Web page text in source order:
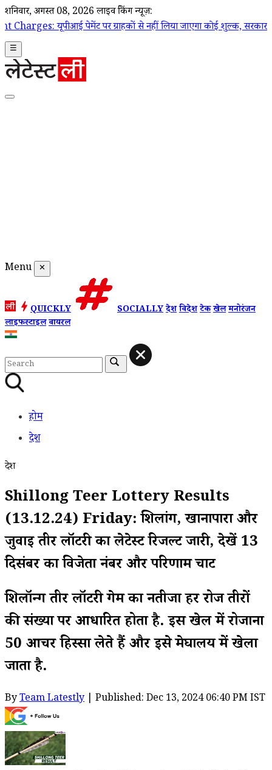
शनिवार, अगस्त 08, 2026 लाइव ब्रेकिंग न्यूज़:
पेमेंट पर ग्राहकों से नहीं लिया जाएगा कोई शुल्क, सरकार ने दी सफाई;
☰
Menu ✕
QUICKLY SOCIALLYदेशविदेशटेकखेलमनोरंजन
लाइफस्टाइलवायरल
होम
देश
देश
Shillong Teer Lottery Results
(13.12.24) Friday: शिलांग, खानापारा और
जुवाई तीर लॉटरी का लेटेस्ट रिजल्ट जारी, देखें 13
दिसंबर का विजेता नंबर और परिणाम चार्ट
शिलॉन्ग तीर लॉटरी गेम का नतीजा हर रोज तीरों
की संख्या पर आधारित होता है. इस खेल में रोजाना
50 आर्चर हिस्सा लेते हैं और इसे मेघालय में खेला
जाता है.
ByTeam Latestly | Published: Dec 13, 2024 06:40 PM IST